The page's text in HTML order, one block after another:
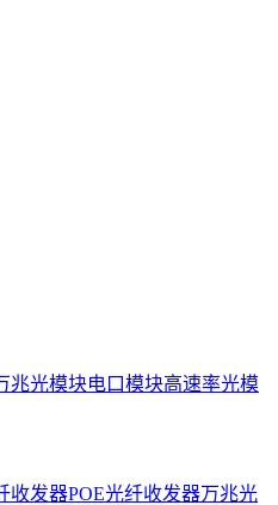
兆光模块电口模块高速率光模
收发器POE光纤收发器万兆光